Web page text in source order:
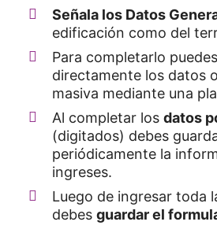
Señala los Datos
edificación como del
Para completarlo
directamente los datos
masiva mediante una
Al completar los datos
(digitados) debes
periódicamente la
ingreses.
Luego de ingresar toda
debes guardar el